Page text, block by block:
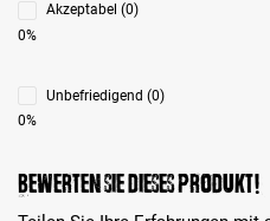
Akzeptabel (0)
0%
Unbefriedigend (0)
0%
Bewerten Sie dieses Produkt!